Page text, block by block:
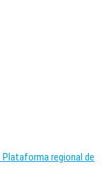
Plataforma regional de